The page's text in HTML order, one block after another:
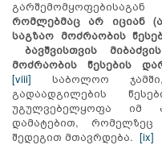
რომლებმაც არ იციან
საგზაო მოძრაობის
ბავშვისთვის
მოძრაობის წესების
[viii] საბოლოო
გადაადგილების
უგულვებელყოფა იმ
დამატებით,
შედეგით მთავრდება. [ix]